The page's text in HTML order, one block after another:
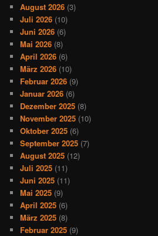
August 2026 (3)
Juli 2026 (10)
Juni 2026 (6)
Mai 2026 (8)
April 2026 (6)
März 2026 (10)
Februar 2026 (9)
Januar 2026 (6)
Dezember 2025 (8)
November 2025 (10)
Oktober 2025 (6)
September 2025 (7)
August 2025 (12)
Juli 2025 (11)
Juni 2025 (11)
Mai 2025 (9)
April 2025 (6)
März 2025 (8)
Februar 2025 (9)